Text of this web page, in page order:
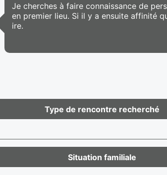
Je cherches à faire connaissance de
en premier lieu. Si il y a ensuite affinité
ire.
Type de rencontre recherché
Situation familiale